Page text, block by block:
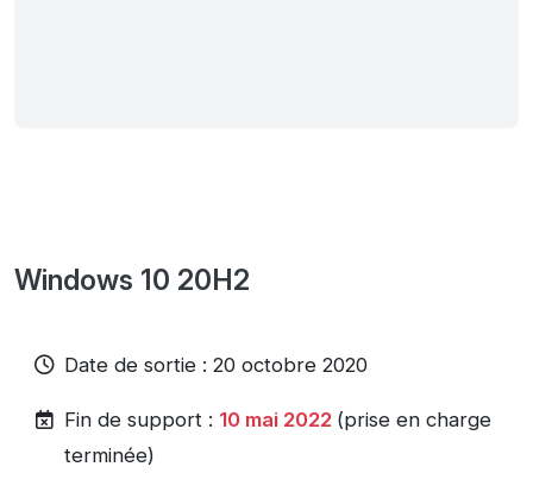
Windows 10 20H2
Date de sortie : 20 octobre 2020
Fin de support : 10 mai 2022 (prise en charge
terminée)